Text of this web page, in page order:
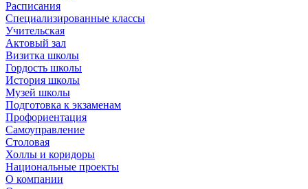
Расписания
Специализированные классы
Учительская
Актовый зал
Визитка школы
Гордость школы
История школы
Музей школы
Подготовка к экзаменам
Профориентация
Самоуправление
Столовая
Холлы и коридоры
Национальные проекты
О компании